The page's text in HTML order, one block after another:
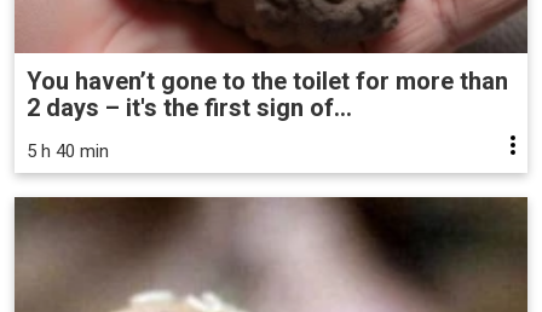
You haven’t gone to the toilet for more than
2 days – it's the first sign of...
5 h 40 min